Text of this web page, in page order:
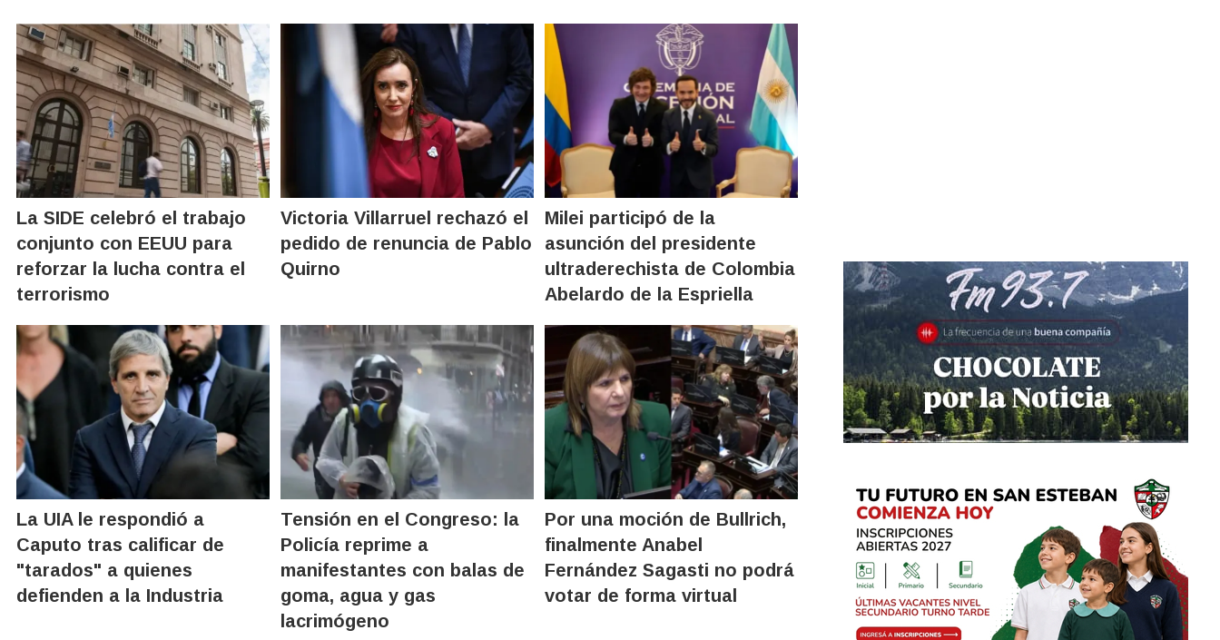
La SIDE celebró el trabajo
conjunto con EEUU para
reforzar la lucha contra el
terrorismo
Victoria Villarruel rechazó el
pedido de renuncia de Pablo
Quirno
Milei participó de la
asunción del presidente
ultraderechista de Colombia
Abelardo de la Espriella
La UIA le respondió a
Caputo tras calificar de
"tarados" a quienes
defienden a la Industria
Tensión en el Congreso: la
Policía reprime a
manifestantes con balas de
goma, agua y gas
lacrimógeno
Por una moción de Bullrich,
finalmente Anabel
Fernández Sagasti no podrá
votar de forma virtual